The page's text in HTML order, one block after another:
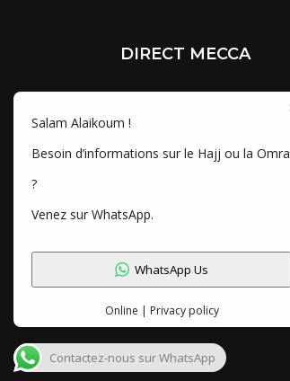
DIRECT MECCA
Qui sommes-nous ?
FAQ
Salam Alaikoum !
Besoin d’informations sur le Hajj ou la Omra
?
Venez sur WhatsApp.
WhatsApp Us
Online | Privacy policy
Contactez-nous sur WhatsApp